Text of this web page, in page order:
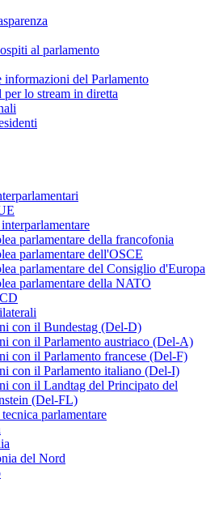
al parlamento
informazioni del Parlamento
per lo stream in diretta
parlamentare della francofonia
parlamentare dell'OSCE
parlamentare del Consiglio d'Europa
parlamentare della NATO
con il Bundestag (Del-D)
con il Parlamento austriaco (Del-A)
con il Parlamento francese (Del-F)
con il Parlamento italiano (Del-I)
con il Landtag del Principato del
(Del-FL)
parlamentare
del Nord